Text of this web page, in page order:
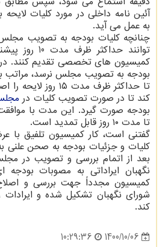
آئین نامه داخلی در مورد کلیات
به عمل می آید.
چنانچه کلیات بودجه به تصویب
توانند حداکثر
کمیسیون های تخصصی تقدیم کنند. در
بودجه به تصویب مجلس نرسد، مراتب
تا حداکثر ظرف مدت
کند تا در صورت تصویب کلیات در
بودجه صورت گیرد. این مدت با
تا مدت ۱۰ روز قابل تمدید است.
گفتنی است، کار کمیسیون تلفیق با
کلیات و جزئیات بودجه به صحن علنی
بعد از اتمام بررسی و تصویب در
نگهبان ایراداتی به مصوبات
کمیسیون مجدداً جهت بررسی و
شورای نگهبان تشکیل شده و
کند.
1400/10/06
10:29:36